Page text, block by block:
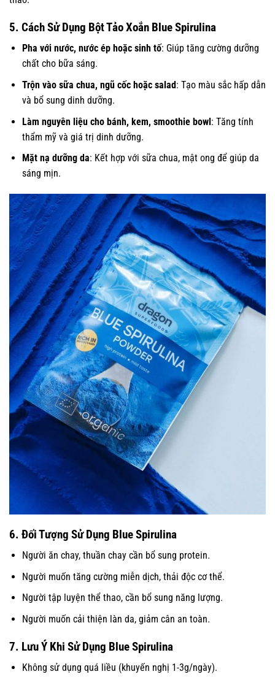
5. Cách Sử Dụng Bột Tảo Xoắn Blue Spirulina
Pha với nước, nước ép hoặc sinh tố: Giúp tăng cường dưỡng
chất cho bữa sáng.
Trộn vào sữa chua, ngũ cốc hoặc salad: Tạo màu sắc hấp dẫn
và bổ sung dinh dưỡng.
Làm nguyên liệu cho bánh, kem, smoothie bowl: Tăng tính
thẩm mỹ và giá trị dinh dưỡng.
Mặt nạ dưỡng da: Kết hợp với sữa chua, mật ong để giúp da
sáng mịn.
6. Đối Tượng Sử Dụng Blue Spirulina
Người ăn chay, thuần chay cần bổ sung protein.
Người muốn tăng cường miễn dịch, thải độc cơ thể.
Người tập luyện thể thao, cần bổ sung năng lượng.
Người muốn cải thiện làn da, giảm cân an toàn.
7. Lưu Ý Khi Sử Dụng Blue Spirulina
Không sử dụng quá liều (khuyến nghị 1-3g/ngày).